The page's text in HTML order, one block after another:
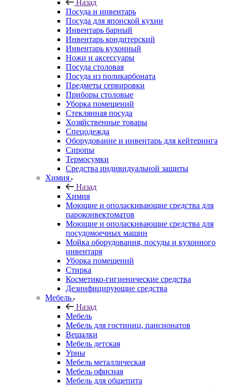
Назад
Посуда и инвентарь
Посуда для японской кухни
Инвентарь барный
Инвентарь кондитерский
Инвентарь кухонный
Ножи и аксессуары
Посуда столовая
Посуда из поликарбоната
Предметы сервировки
Приборы столовые
Уборка помещений
Стеклянная посуда
Хозяйственные товары
Спецодежда
Оборудование и инвентарь для кейтеринга
Сиропы
Термосумки
Средства индивидуальной защиты
Химия
Назад
Химия
Моющие и ополаскивающие средства для
пароконвектоматов
Моющие и ополаскивающие средства для
посудомоечных машин
Мойка оборудования, посуды и кухонного
инвентаря
Уборка помещений
Стирка
Косметико-гигиенические средства
Дезинфицирующие средства
Мебель
Назад
Мебель
Мебель для гостиниц, пансионатов
Вешалки
Мебель детская
Урны
Мебель металлическая
Мебель офисная
Мебель для общепита